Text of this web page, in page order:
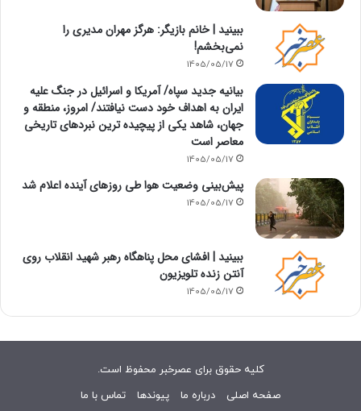
ببینید | خانم بازیگر: هرگز مهران مدیری را
نمی‌بخشم!
1405/05/17
بیانیه جدید سپاه/ آمریکا و اسرائیل در جنگ علیه
ایران به اهداف خود دست نیافتند/ امروز، منطقه و
جهان، شاهد یکی از پیچیده ترین نبردهای تاریخی
معاصر است
1405/05/17
پیش‌بینی وضعیت هوا طی روزهای آینده اعلام شد
1405/05/17
ببینید | افشای محل پناهگاه‌ رهبر شهید انقلاب روی
آنتن زنده تلویزیون
1405/05/17
کلیه حقوق برای عصرخبر محفوظ است.
صفحه اصلی
درباره ما پیوندها تماس با ما